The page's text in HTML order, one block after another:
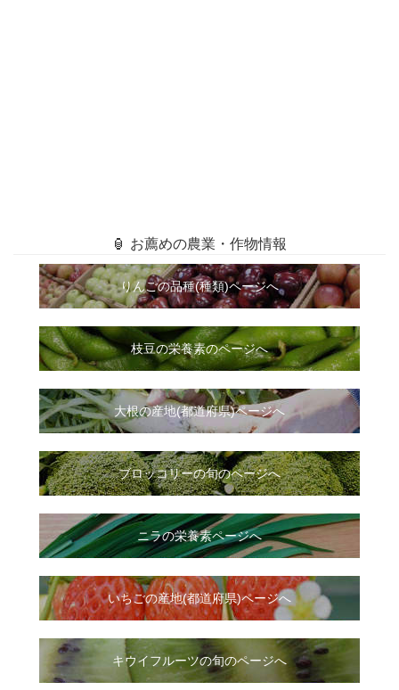
🏮 お薦めの農業・作物情報
りんごの品種(種類)ページへ
枝豆の栄養素のページへ
大根の産地(都道府県)ページへ
ブロッコリーの旬のページへ
ニラの栄養素ページへ
いちごの産地(都道府県)ページへ
キウイフルーツの旬のページへ